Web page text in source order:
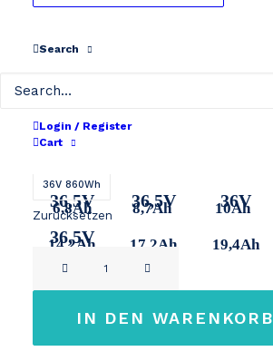
Search
Login / Register
Cart
6,8Ah 8,7Ah 10Ah
36V 500Wh
36,5V
14,2Ah
36,5V
17,2Ah
36V
19,4Ah
36V 860Wh
36,5V
Zurücksetzen
IN DEN WARENKORB